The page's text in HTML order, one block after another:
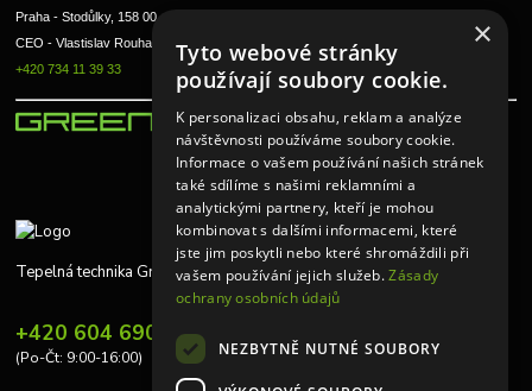
Praha - Stodůlky, 158 00
CEO - Vlastislav Rouha ml.
+420 734 11 39 33
Tepelná technika Greeneco
+420 604 690 848
(Po-Čt: 9:00-16:00)
×
Tyto webové stránky
používají soubory cookie.
K personalizaci obsahu, reklam a analýze
návštěvnosti používáme soubory cookie.
Informace o vašem používání našich stránek
také sdílíme s našimi reklamními a
analytickými partnery, kteří je mohou
kombinovat s dalšími informacemi, které
jste jim poskytli nebo které shromáždili při
vašem používání jejich služeb.Zásady
ochrany osobních údajů
NEZBYTNĚ NUTNÉ SOUBORY